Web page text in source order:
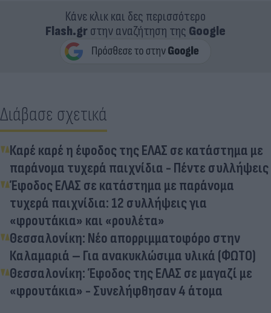
Κάνε κλικ και δες περισσότερο
Flash.grστην αναζήτηση της Google
Διάβασε σχετικά
Καρέ καρέ η έφοδος της ΕΛΑΣ σε κατάστημα με
παράνομα τυχερά παιχνίδια - Πέντε συλλήψεις
Έφοδος ΕΛΑΣ σε κατάστημα με παράνομα
τυχερά παιχνίδια: 12 συλλήψεις για
«φρουτάκια» και «ρουλέτα»
Θεσσαλονίκη: Νέο απορριμματοφόρο στην
Καλαμαριά – Για ανακυκλώσιμα υλικά (ΦΩΤΟ)
Θεσσαλονίκη: Έφοδος της ΕΛΑΣ σε μαγαζί με
«φρουτάκια» - Συνελήφθησαν 4 άτομα